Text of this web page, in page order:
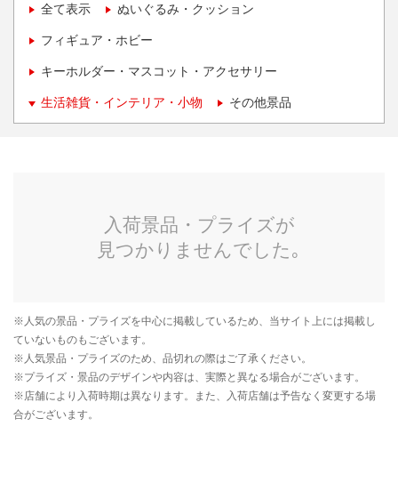
全て表示 ぬいぐるみ・クッション
フィギュア・ホビー
キーホルダー・マスコット・アクセサリー
生活雑貨・インテリア・小物 その他景品